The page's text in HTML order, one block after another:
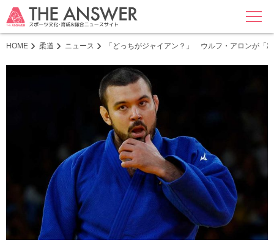
MENU
HOME 柔道 ニュース 「どっちがジャイアン？」 ウルフ・アロンが「